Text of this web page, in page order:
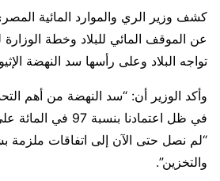
كشف وزير الري والموارد المائية
عن الموقف المائي للبلاد وخطة الوزارة
تواجه البلاد وعلى رأسها سد النهضة
وأكد الوزير أن: “سد النهضة من أهم
في ظل اعتمادنا بنسبة
“لم نصل حتى الآن إلى اتفاقات ملزمة
والتخزين”.